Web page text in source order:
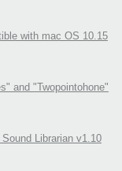
with mac OS 10.15
and "Twopointohone"
Librarian v1.10